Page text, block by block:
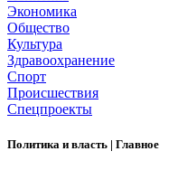
Экономика
Общество
Культура
Здравоохранение
Спорт
Происшествия
Спецпроекты
Политика и власть | Главное